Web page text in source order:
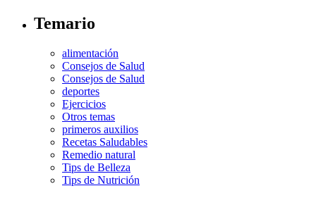
Temario
alimentación
Consejos de Salud
Consejos de Salud
deportes
Ejercicios
Otros temas
primeros auxilios
Recetas Saludables
Remedio natural
Tips de Belleza
Tips de Nutrición